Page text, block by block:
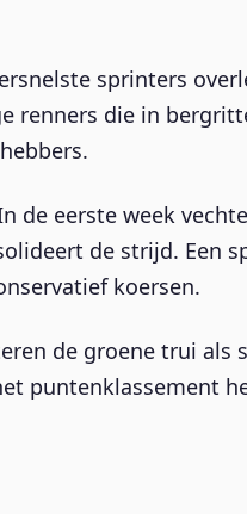
sprinters
renners die in
de eerste week
de strijd. Een
koersen.
de groene trui als
puntenklassement